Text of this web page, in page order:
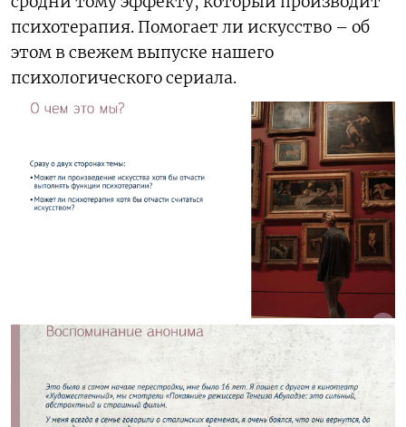
психотерапия. Помогает ли искусство – об
этом в свежем выпуске нашего
психологического сериала.